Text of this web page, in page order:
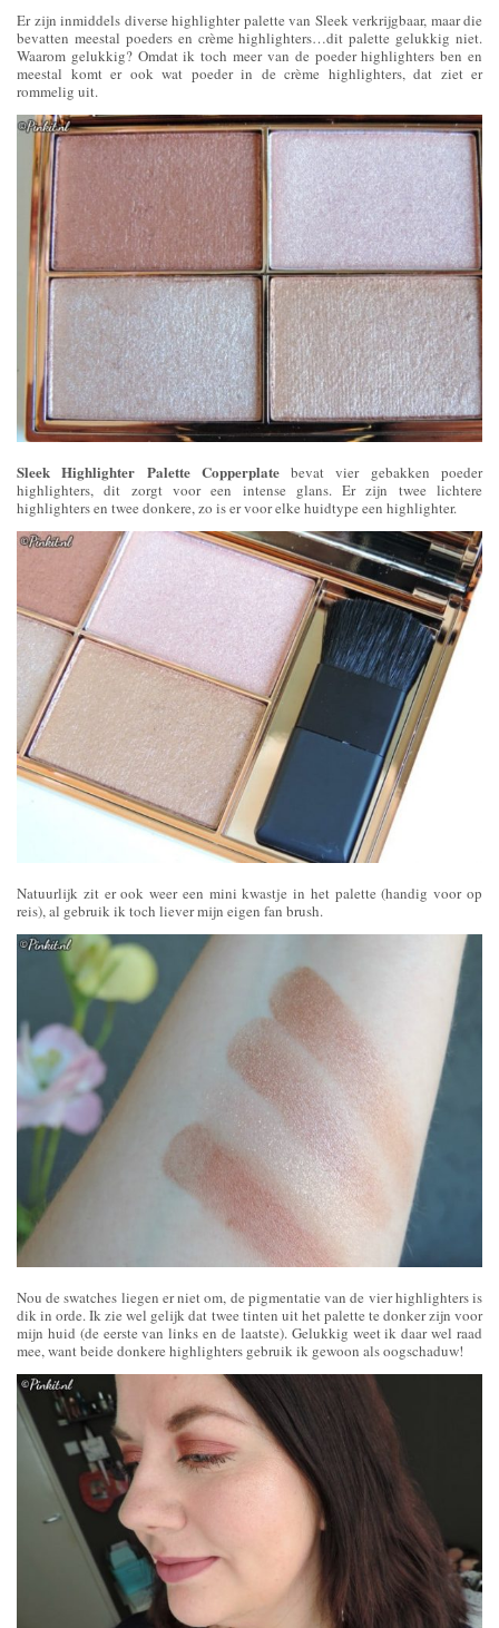
Er zijn inmiddels diverse highlighter palette van Sleek verkrijgbaar, maar die
bevatten meestal poeders en crème highlighters…dit palette gelukkig niet.
Waarom gelukkig? Omdat ik toch meer van de poeder highlighters ben en
meestal komt er ook wat poeder in de crème highlighters, dat ziet er
rommelig uit.
Sleek Highlighter Palette Copperplatebevat vier gebakken poeder
highlighters, dit zorgt voor een intense glans. Er zijn twee lichtere
highlighters en twee donkere, zo is er voor elke huidtype een highlighter.
Natuurlijk zit er ook weer een mini kwastje in het palette (handig voor op
reis), al gebruik ik toch liever mijn eigen fan brush.
Nou de swatches liegen er niet om, de pigmentatie van de vier highlighters is
dik in orde. Ik zie wel gelijk dat twee tinten uit het palette te donker zijn voor
mijn huid (de eerste van links en de laatste). Gelukkig weet ik daar wel raad
mee, want beide donkere highlighters gebruik ik gewoon als oogschaduw!